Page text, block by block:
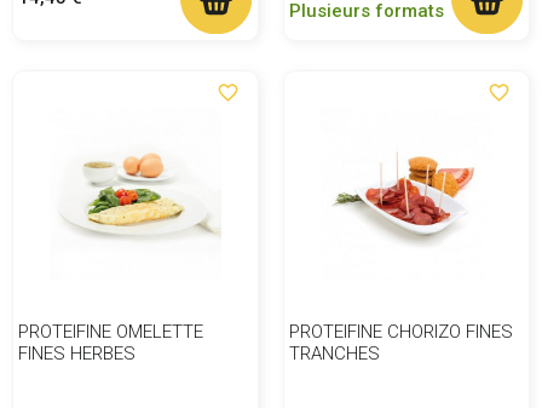
Plusieurs formats
favorite_border
PROTEIFINE OMELETTE
FINES HERBES
favorite_border
PROTEIFINE CHORIZO FINES
TRANCHES